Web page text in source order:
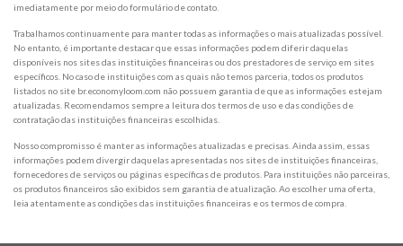
imediatamente por meio do formulário de contato.
Trabalhamos continuamente para manter todas as informações o mais atualizadas possível.
No entanto, é importante destacar que essas informações podem diferir daquelas
disponíveis nos sites das instituições financeiras ou dos prestadores de serviço em sites
específicos. No caso de instituições com as quais não temos parceria, todos os produtos
listados no site br.economyloom.com não possuem garantia de que as informações estejam
atualizadas. Recomendamos sempre a leitura dos termos de uso e das condições de
contratação das instituições financeiras escolhidas.
Nosso compromisso é manter as informações atualizadas e precisas. Ainda assim, essas
informações podem divergir daquelas apresentadas nos sites de instituições financeiras,
fornecedores de serviços ou páginas específicas de produtos. Para instituições não parceiras,
os produtos financeiros são exibidos sem garantia de atualização. Ao escolher uma oferta,
leia atentamente as condições das instituições financeiras e os termos de compra.